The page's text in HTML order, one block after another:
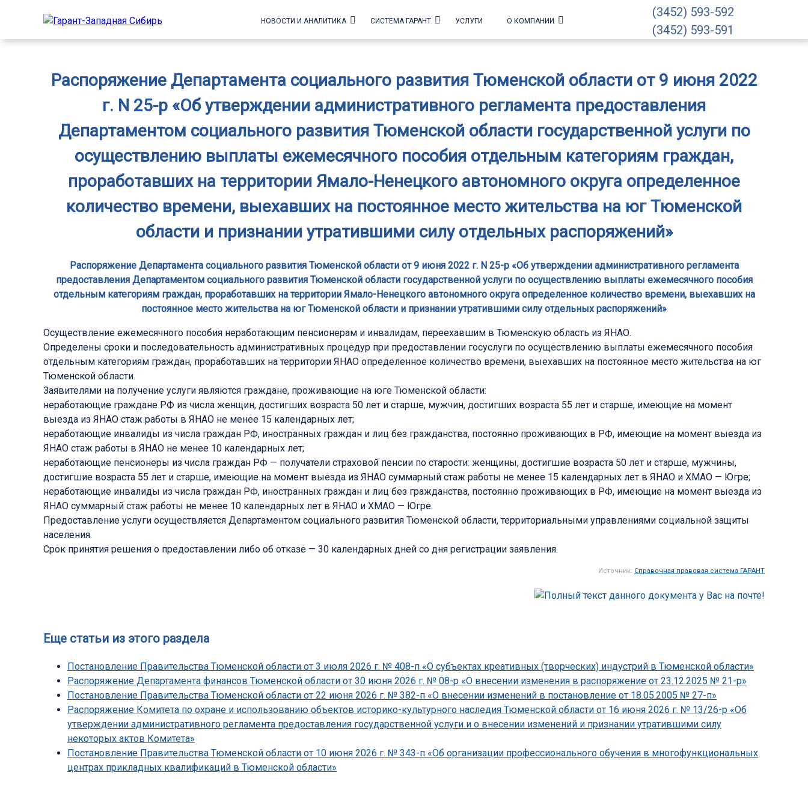
НОВОСТИ И АНАЛИТИКА СИСТЕМА ГАРАНТ УСЛУГИ О КОМПАНИИ
(3452) 593-592
(3452) 593-591
Распоряжение Департамента социального развития Тюменской области от 9 июня 2022
г. N 25-р «Об утверждении административного регламента предоставления
Департаментом социального развития Тюменской области государственной услуги по
осуществлению выплаты ежемесячного пособия отдельным категориям граждан,
проработавших на территории Ямало-Ненецкого автономного округа определенное
количество времени, выехавших на постоянное место жительства на юг Тюменской
области и признании утратившими силу отдельных распоряжений»
Распоряжение Департамента социального развития Тюменской области от 9 июня 2022 г. N 25-р «Об утверждении административного регламента
предоставления Департаментом социального развития Тюменской области государственной услуги по осуществлению выплаты ежемесячного пособия
отдельным категориям граждан, проработавших на территории Ямало-Ненецкого автономного округа определенное количество времени, выехавших на
постоянное место жительства на юг Тюменской области и признании утратившими силу отдельных распоряжений»
Осуществление ежемесячного пособия неработающим пенсионерам и инвалидам, переехавшим в Тюменскую область из ЯНАО.
Определены сроки и последовательность административных процедур при предоставлении госуслуги по осуществлению выплаты ежемесячного пособия
отдельным категориям граждан, проработавших на территории ЯНАО определенное количество времени, выехавших на постоянное место жительства на юг
Тюменской области.
Заявителями на получение услуги являются граждане, проживающие на юге Тюменской области:
неработающие граждане РФ из числа женщин, достигших возраста 50 лет и старше, мужчин, достигших возраста 55 лет и старше, имеющие на момент
выезда из ЯНАО стаж работы в ЯНАО не менее 15 календарных лет;
неработающие инвалиды из числа граждан РФ, иностранных граждан и лиц без гражданства, постоянно проживающих в РФ, имеющие на момент выезда из
ЯНАО стаж работы в ЯНАО не менее 10 календарных лет;
неработающие пенсионеры из числа граждан РФ — получатели страховой пенсии по старости: женщины, достигшие возраста 50 лет и старше, мужчины,
достигшие возраста 55 лет и старше, имеющие на момент выезда из ЯНАО суммарный стаж работы не менее 15 календарных лет в ЯНАО и ХМАО — Югре;
неработающие инвалиды из числа граждан РФ, иностранных граждан и лиц без гражданства, постоянно проживающих в РФ, имеющие на момент выезда из
ЯНАО суммарный стаж работы не менее 10 календарных лет в ЯНАО и ХМАО — Югре.
Предоставление услуги осуществляется Департаментом социального развития Тюменской области, территориальными управлениями социальной защиты
населения.
Срок принятия решения о предоставлении либо об отказе — 30 календарных дней со дня регистрации заявления.
Источник: Справочная правовая система ГАРАНТ
Еще статьи из этого раздела
Постановление Правительства Тюменской области от 3 июля 2026 г. № 408-п «О субъектах креативных (творческих) индустрий в Тюменской области»
Распоряжение Департамента финансов Тюменской области от 30 июня 2026 г. № 08-р «О внесении изменения в распоряжение от 23.12.2025 № 21-р»
Постановление Правительства Тюменской области от 22 июня 2026 г. № 382-п «О внесении изменений в постановление от 18.05.2005 № 27-п»
Распоряжение Комитета по охране и использованию объектов историко-культурного наследия Тюменской области от 16 июня 2026 г. № 13/26-р «Об
утверждении административного регламента предоставления государственной услуги и о внесении изменений и признании утратившими силу
некоторых актов Комитета»
Постановление Правительства Тюменской области от 10 июня 2026 г. № 343-п «Об организации профессионального обучения в многофункциональных
центрах прикладных квалификаций в Тюменской области»